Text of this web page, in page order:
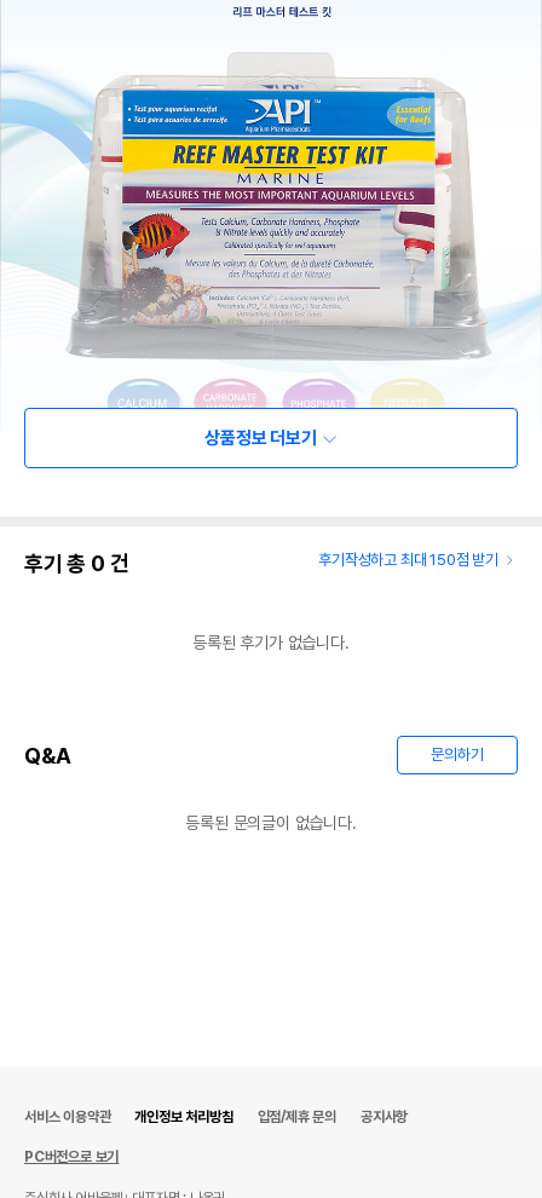
상품정보 더보기
후기 총 0 건 후기작성하고 최대 150점 받기
등록된 후기가 없습니다.
Q&A 문의하기
등록된 문의글이 없습니다.
서비스 이용약관 개인정보 처리방침 입점/제휴 문의 공지사항
PC버전으로 보기